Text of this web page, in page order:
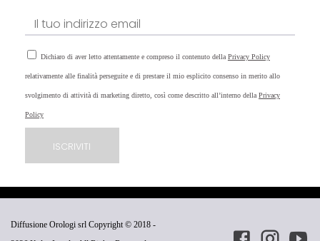
Dichiaro di aver letto attentamente e compreso il contenuto della Privacy Policy
relativamente alle finalità perseguite e di prestare il mio esplicito consenso in merito allo
svolgimento di attività di marketing diretto, così come descritto all’interno della Privacy
Policy
Diffusione Orologi srl Copyright © 2018 -